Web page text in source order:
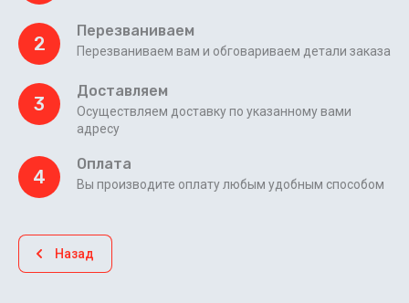
2
Перезваниваем
Перезваниваем вам и обговариваем детали заказа
3
Доставляем
Осуществляем доставку по указанному вами
адресу
4
Оплата
Вы производите оплату любым удобным способом
Назад